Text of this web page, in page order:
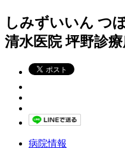
しみずいいん つ
清水医院 坪野診
病院情報